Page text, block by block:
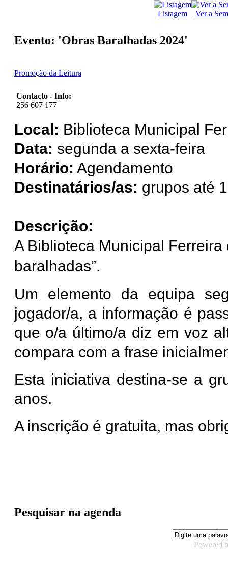
Listagem Ver a
Evento: 'Obras Baralhadas 2024'
Promoção da Leitura
Contacto - Info:
256 607 177
Local: Biblioteca Municipal
Data: segunda a sexta-feira
Horário: Agendamento
Destinatários/as: grupos até
Descrição:
A Biblioteca Municipal
baralhadas”.
Um elemento da equipa
jogador/a, a informação é
que o/a último/a diz em voz
compara com a frase
Esta iniciativa destina-se a
anos.
A inscrição é gratuita, mas
Pesquisar na agenda
Powered